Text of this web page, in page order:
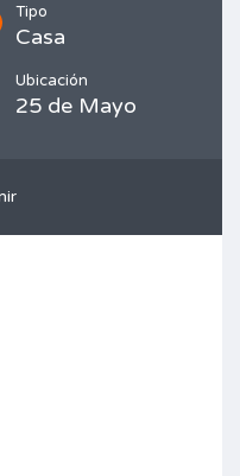
Tipo
Casa
Ubicación
25 de Mayo